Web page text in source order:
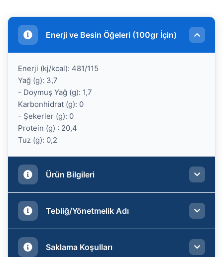
Enerji ve Besin Öğeleri (100gr İçin)
Enerji (kj/kcal): 481/115
Yağ (g): 3,7
- Doymuş Yağ (g): 1,7
Karbonhidrat (g): 0
- Şekerler (g): 0
Protein (g) : 20,4
Tuz (g): 0,2
Ürün Bilgileri
Menşei : Şili
Üretim Yeri: Türkiye
Süzme Ağırlık : 250 g
Net Ağırlık : 500 g
Tebliğ/Yönetmelik Adı
Türk Gıda Kodeksi Hızlı Dondurulmuş Gıdalar
Saklama Koşulları